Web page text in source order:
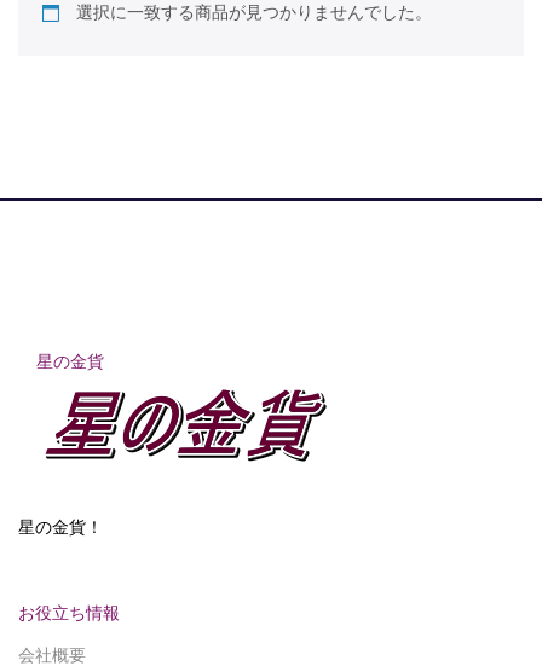
選択に一致する商品が見つかりませんでした。
星の金貨
星の金貨！
お役立ち情報
会社概要